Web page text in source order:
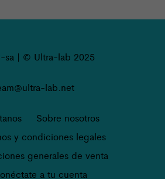
sa | © Ultra-lab 2025
lab.net
Sobre nosotros
y condiciones legales
generales de venta
a tu cuenta